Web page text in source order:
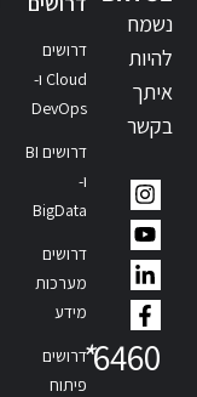
נשמח
להיות
איתך
בקשר
6460
*
דרושים
Cloud ו-
DevOps
דרושים BI
ו-
BigData
דרושים
מערכות
מידע
דרושים
פיתוח